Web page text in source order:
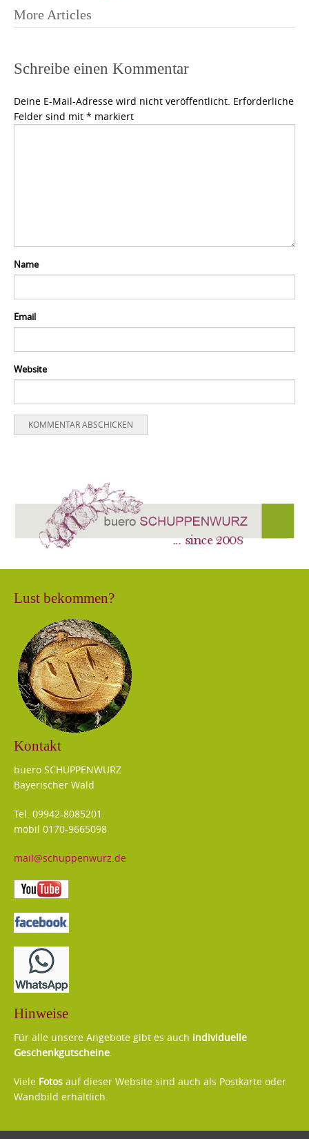
Post
More Articles
Schreibe einen Kommentar
Deine E-Mail-Adresse wird nicht veröffentlicht. Erforderliche
Felder sind mit * markiert
Name
Email
Website
Lust bekommen?
Kontakt
buero SCHUPPENWURZ
Bayerischer Wald
Tel. 09942-8085201
mobil 0170-9665098
mail@schuppenwurz.de
Hinweise
Für alle unsere Angebote gibt es auch individuelle
Geschenkgutscheine.
Viele Fotos auf dieser Website sind auch als Postkarte oder
Wandbild erhältlich.